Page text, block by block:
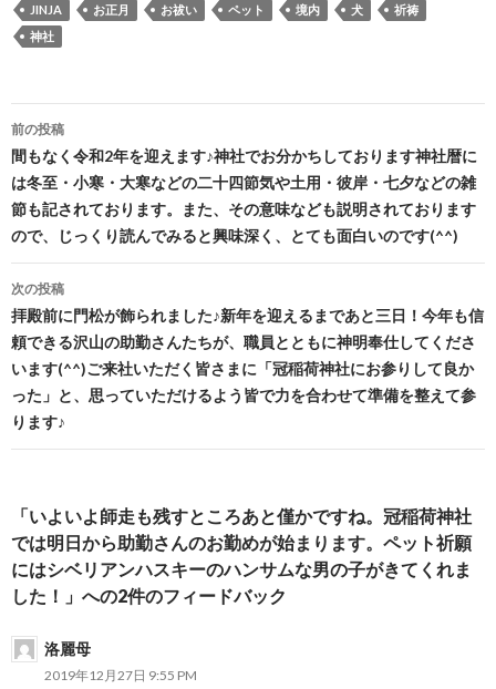
JINJA お正月 お祓い ペット 境内 犬
祈祷
神社
投
稿
ナ
ビ
ゲ
ー
シ
ョ
ン
前の投稿
間もなく令和2年を迎えます♪神社でお分かちしております神社暦に
は冬至・小寒・大寒などの二十四節気や土用・彼岸・七夕などの雑
節も記されております。また、その意味なども説明されております
ので、じっくり読んでみると興味深く、とても面白いのです(^^)
次の投稿
拝殿前に門松が飾られました♪新年を迎えるまであと三日！今年も信
頼できる沢山の助勤さんたちが、職員とともに神明奉仕してくださ
います(^^)ご来社いただく皆さまに「冠稲荷神社にお参りして良か
った」と、思っていただけるよう皆で力を合わせて準備を整えて参
ります♪
「いよいよ師走も残すところあと僅かですね。冠稲荷神社
では明日から助勤さんのお勤めが始まります。ペット祈願
にはシベリアンハスキーのハンサムな男の子がきてくれま
した！」への2件のフィードバック
洛麗母
2019年12月27日 9:55 PM